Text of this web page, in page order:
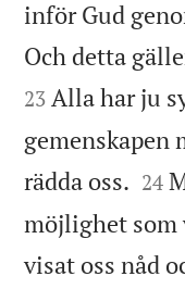
inför Gud
Och detta
23 Alla har ju
gemenskapen
rädda oss. 

24
möjlighet som
visat oss nåd